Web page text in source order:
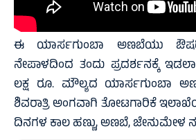
ಈ ಯಾರ್ಸಗುಂಬಾ ಅಣಬೆಯು
ನೇಪಾಳದಿಂದ ತಂದು ಪ್ರದರ್ಶನಕ್ಕೆ
ಲಕ್ಷ ರೂ. ಮೌಲ್ಯದ ಯಾರ್ಸಗುಂಬಾ
ಶಿವರಾತ್ರಿ ಅಂಗವಾಗಿ ತೋಟಗಾರಿಕೆ
ದಿನಗಳ ಕಾಲ ಹಣ್ಣು, ಅಣಬೆ, ಜೇನುಮೇಳ